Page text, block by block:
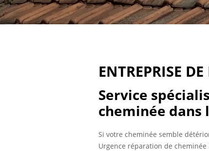
ENTREPRISE
Service
cheminée dans
Si votre cheminée semble
Urgence réparation de